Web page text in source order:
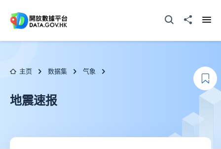
打开搜寻器分享至
主页 数据集 气象
地震速报
添